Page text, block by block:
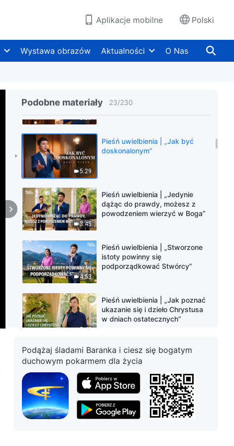
Aplikacje mobilne Polski
Wystawa obrazów Aktualności O Nas
Podobne materiały 23/230
Królestwa”
5:59
jesteś lojalny?”
5:29
Pieśń uwielbienia | „Jak być
doskonalonym”
3:45
Pieśń uwielbienia | „Jedynie
dążąc do prawdy, możesz z
powodzeniem wierzyć w Boga”
4:53
Pieśń uwielbienia | „Stworzone
istoty powinny się
podporządkować Stwórcy”
5:43
Pieśń uwielbienia | „Jak poznać
ukazanie się i dzieło Chrystusa
w dniach ostatecznych”
4:30
Pieśń uwielbienia | „Boża miłość
i istota są bezinteresowne”
Pieśń uwielbienia | „Bóg dokonał
nowego dzieła w całym
Podążaj śladami Baranka i ciesz się bogatym
duchowym pokarmem dla życia